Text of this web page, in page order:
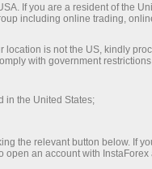
огляди
растут, а
новым
на 13
If you are a resident of the
including online trading,
location is not the US, kindly
with government
in the United States;
the relevant button below. If
an account with InstaForex